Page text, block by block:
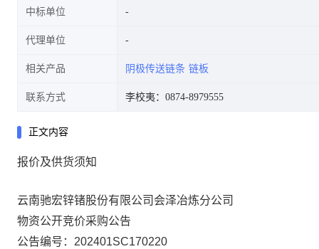
中标单位
代理单位
相关产品 阴极传送链条 链板
联系方式 李校夷：0874-8979555
正文内容
报价及供货须知
云南驰宏锌锗股份有限公司会泽冶炼分公司
物资公开竞价采购公告
公告编号：202401SC170220